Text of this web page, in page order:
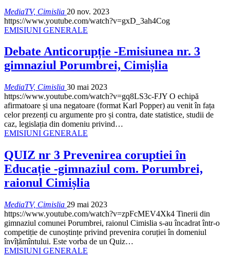
MediaTV, Cimislia 20 nov. 2023
https://www.youtube.com/watch?v=gxD_3ah4Cog
EMISIUNI GENERALE
Debate Anticorupție -Emisiunea nr. 3
gimnaziul Porumbrei, Cimișlia
MediaTV, Cimislia 30 mai 2023
https://www.youtube.com/watch?v=gq8LS3c-FJY O echipă
afirmatoare și una negatoare (format Karl Popper) au venit în fața
celor prezenți cu argumente pro și contra, date statistice, studii de
caz, legislația din domeniu privind…
EMISIUNI GENERALE
QUIZ nr 3 Prevenirea coruptiei în
Educație -gimnaziul com. Porumbrei,
raionul Cimișlia
MediaTV, Cimislia 29 mai 2023
https://www.youtube.com/watch?v=zpFcMEV4Xk4 Tinerii din
gimnaziul comunei Porumbrei, raionul Cimislia s-au încadrat într-o
competiție de cunoștințe privind prevenira coruției în domeniul
învîțămîntului. Este vorba de un Quiz…
EMISIUNI GENERALE